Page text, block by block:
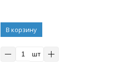
В корзину
шт